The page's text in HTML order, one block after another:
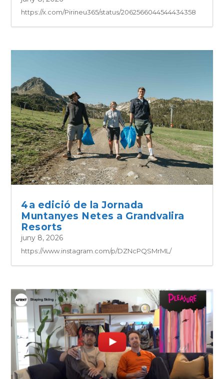
https://x.com/Pirineu365/status/2062566044544434358
4a edició de la Jornada
Muntanyes Netes a Grandvalira
Resorts
juny 8, 2026
https://www.instagram.com/p/DZNcPQSMrML/